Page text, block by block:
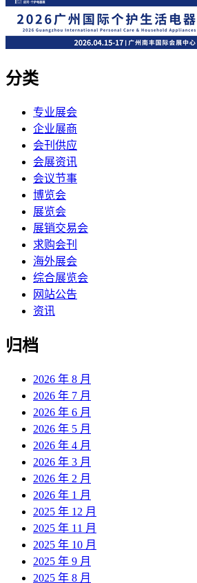
分类
专业展会
企业展商
会刊供应
会展资讯
会议节事
博览会
展览会
展销交易会
求购会刊
海外展会
综合展览会
网站公告
资讯
归档
2026 年 8 月
2026 年 7 月
2026 年 6 月
2026 年 5 月
2026 年 4 月
2026 年 3 月
2026 年 2 月
2026 年 1 月
2025 年 12 月
2025 年 11 月
2025 年 10 月
2025 年 9 月
2025 年 8 月